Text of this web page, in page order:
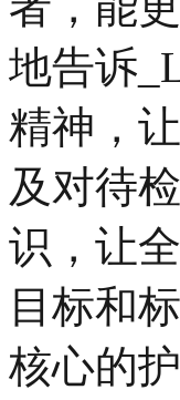
地告诉
精神，
及对待
识，让
目标和
核心的